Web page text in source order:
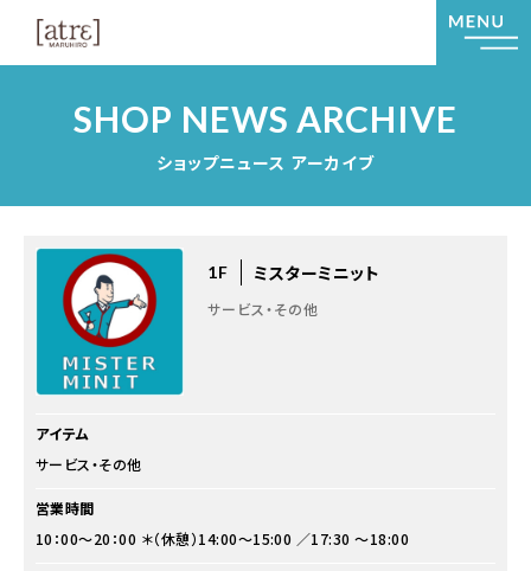
SHOP NEWS ARCHIVE
ショップニュース アーカイブ
1F ミスターミニット
サービス・その他
アイテム
サービス・その他
営業時間
10：00～20：00 ＊（休憩）14:00～15:00 ／17:30 ～18:00